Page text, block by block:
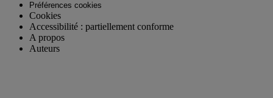
Préférences cookies
Cookies
Accessibilité : partiellement conforme
A propos
Auteurs